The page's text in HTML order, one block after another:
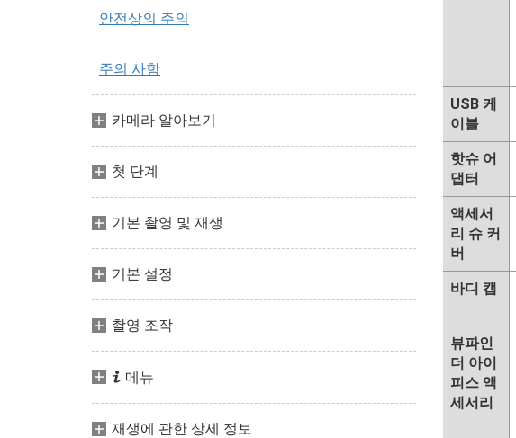
안전상의 주의
주의 사항
카메라 알아보기
첫 단계
기본 촬영 및 재생
기본 설정
촬영 조작
i 메뉴
재생에 관한 상세 정보
USB 케
이블
핫슈 어
댑터
액세서
리 슈 커
버
바디 캡
뷰파인
더 아이
피스 액
세서리